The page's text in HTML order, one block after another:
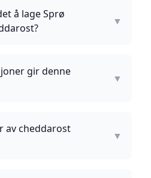
å lage Sprø
▼
gir denne
▼
av cheddarost
▼